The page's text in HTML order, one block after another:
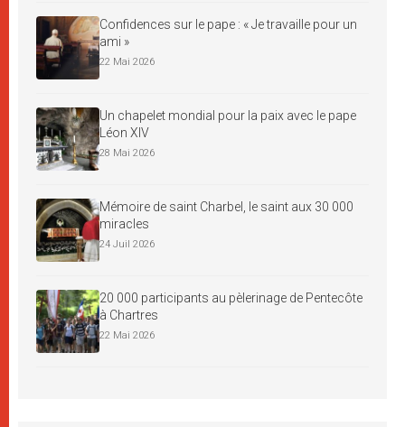
Confidences sur le pape : « Je travaille pour un
ami »
22 Mai 2026
Un chapelet mondial pour la paix avec le pape
Léon XIV
28 Mai 2026
Mémoire de saint Charbel, le saint aux 30 000
miracles
24 Juil 2026
20 000 participants au pèlerinage de Pentecôte
à Chartres
22 Mai 2026